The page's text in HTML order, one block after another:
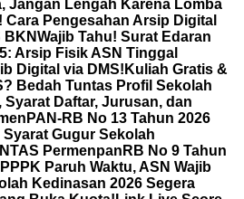
Jangan Lengah Karena Lomba
Cara Pengesahan Arsip Digital
BKNWajib Tahu! Surat Edaran
Arsip Fisik ASN Tinggal
Digital via DMS! Kuliah Gratis &
Bedah Tuntas Profil Sekolah
Syarat Daftar, Jurusan, dan
RB No 13 Tahun 2026
Gugur Sekolah
PermenpanRB No 9 Tahun
Paruh Waktu, ASN Wajib
Kedinasan 2026 Segera